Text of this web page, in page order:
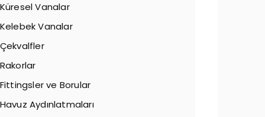
Küresel Vanalar
Kelebek Vanalar
Çekvalfler
Rakorlar
Fittingsler ve Borular
Havuz Aydınlatmaları